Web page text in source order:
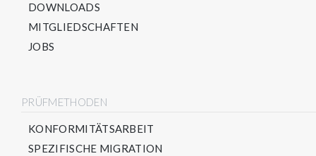
DOWNLOADS
MITGLIEDSCHAFTEN
JOBS
PRÜFMETHODEN
KONFORMITÄTSARBEIT
SPEZIFISCHE MIGRATION